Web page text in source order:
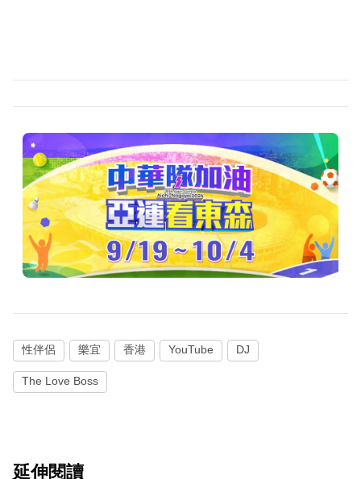
性伴侶 樂宜 香港 YouTube DJ
The Love Boss
延伸閱讀